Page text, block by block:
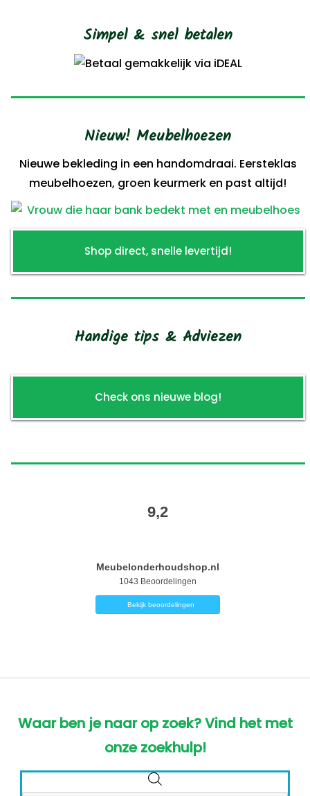
Simpel & snel betalen
Nieuw! Meubelhoezen
Nieuwe bekleding in een handomdraai. Eersteklas
meubelhoezen, groen keurmerk en past altijd!
Shop direct, snelle levertijd!
Handige tips & Adviezen
Check ons nieuwe blog!
9,2
Meubelonderhoudshop.nl
1043 Beoordelingen
Bekijk beoordelingen
Waar ben je naar op zoek? Vind het met
onze zoekhulp!
Producten